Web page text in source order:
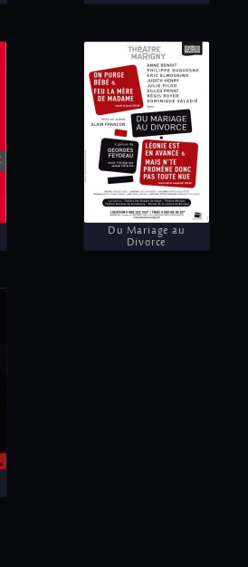
Du Mariage au
Divorce